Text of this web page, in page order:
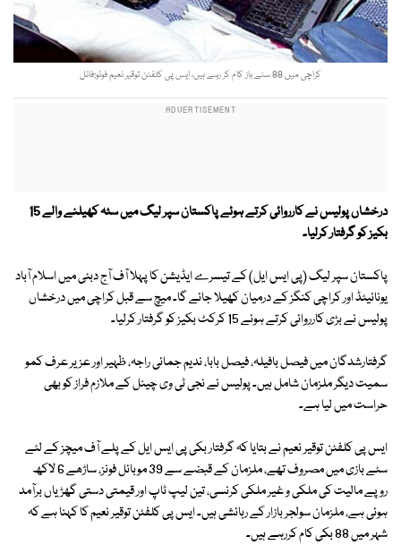
کراچی میں 88 سٹے باز کام کر رہے ہیں، ایس پی کلفٹن توقیر نعیم فوٹو:فائل
درخشاں پولیس نے کارروائی کرتے ہوئے پاکستان سپر لیگ میں سٹہ کھیلنے والے 15
بکیز کو گرفتار کرلیا۔
پاکستان سپر لیگ (پی ایس ایل) کے تیسرے ایڈیشن کا پہلا آف آج دبئی میں اسلام آباد
یونائیٹڈ اور کراچی کنگز کے درمیان کھیلا جائے گا۔ میچ سے قبل کراچی میں درخشاں
پولیس نے بڑی کارروائی کرتے ہوئے 15 کرکٹ بکیز کو گرفتار کرلیا۔
گرفتارشدگان میں فیصل بافیلہ، فیصل بابا، ندیم جمائی راجہ، ظہیر اور عزیر عرف کمو
سمیت دیگر ملزمان شامل ہیں۔ پولیس نے نجی ٹی وی چینل کے ملازم فراز کو بھی
حراست میں لیا ہے۔
ایس پی کلفٹن توقیر نعیم نے بتایا کہ گرفتار بکی پی ایس ایل کے پلے آف میچز کے لئے
سٹے بازی میں مصروف تھے، ملزمان کے قبضے سے 39 موبائل فونز، ساڑھے 6 لاکھ
روپے مالیت کی ملکی و غیر ملکی کرنسی، تین لیپ ٹاپ اور قیمتی دستی گھڑیاں برآمد
ہوئی ہے، ملزمان سولجر بازار کے رہائشی ہیں۔ ایس پی کلفٹن توقیر نعیم کا کہنا ہے کہ
شہر میں 88 بکی کام کررہے ہیں۔